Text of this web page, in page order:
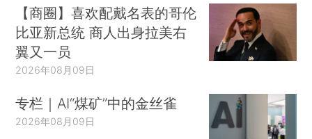
【商圈】喜欢配戴名表的哥伦
比亚新总统 商人出身拉美右
翼又一员
2026年08月09日
专栏｜AI“煤矿”中的金丝雀
2026年08月09日